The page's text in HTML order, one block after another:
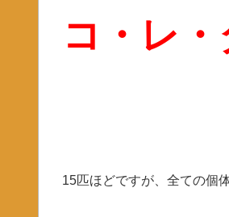
コ・レ・
15匹ほどですが、全ての個